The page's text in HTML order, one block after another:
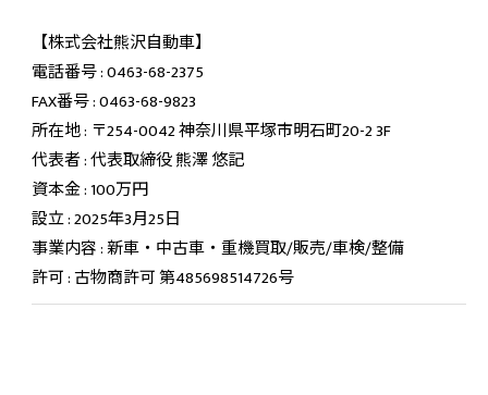
【株式会社熊沢自動車】
電話番号 : 0463-68-2375
FAX番号 : 0463-68-9823
所在地 : 〒254-0042 神奈川県平塚市明石町20-2 3F
代表者 : 代表取締役 熊澤 悠記
資本金 : 100万円
設立 : 2025年3月25日
事業内容 : 新車・中古車・重機買取/販売/車検/整備
許可 : 古物商許可 第485698514726号